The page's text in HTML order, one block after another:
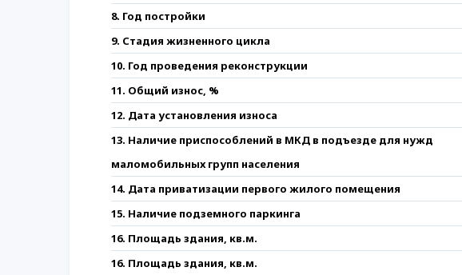
8. Год постройки
9. Стадия жизненного цикла
10. Год проведения реконструкции
11. Общий износ, %
12. Дата установления износа
13. Наличие приспособлений в МКД в подъезде для нужд
маломобильных групп населения
14. Дата приватизации первого жилого помещения
15. Наличие подземного паркинга
16. Площадь здания, кв.м.
16. Площадь здания, кв.м.